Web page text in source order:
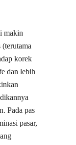
makin
(terutama
korek
dan lebih
Pada pas
pasar,